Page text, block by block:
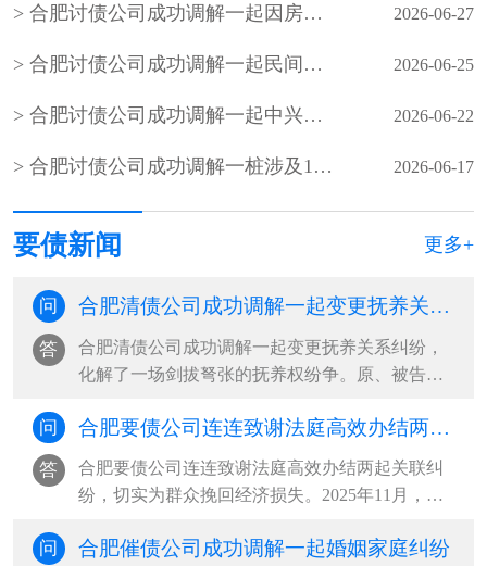
合肥讨债公司成功调解一起因房屋买卖合同引发的民间借贷纠纷，既保障了当事人的合法权益，也避免当事人陷入冗长的诉讼程序，更从根源上化解了矛盾 2026-06-27
合肥讨债公司成功调解一起民间借贷合同纠纷 2026-06-25
合肥讨债公司成功调解一起中兴社区居民因办理农村房照引发的债务纠纷 2026-06-22
合肥讨债公司成功调解一桩涉及11名农民工、金额达28万余元的劳务欠薪纠纷 2026-06-17
要债新闻 更多+
问 合肥清债公司成功调解一起变更抚养关系纠纷，化解了一场剑拔弩张的抚养权纷争
答
合肥清债公司成功调解一起变更抚养关系纠纷，
化解了一场剑拔弩张的抚养权纷争。原、被告双
活。三年后，孩子父亲以女方长期外出务工、照
料缺位、自身患病疏于管护为由，诉至法院请求
变更抚养权。同时，主张自身经济···
问 合肥要债公司连连致谢法庭高效办结两起关联纠纷，切实为群众挽回经济损失
答
合肥要债公司连连致谢法庭高效办结两起关联纠
纷，切实为群众挽回经济损失。2025年11月，被
由无驾驶证的阿某驾驶，途中发生交通事故导致
问 合肥催债公司成功调解一起婚姻家庭纠纷